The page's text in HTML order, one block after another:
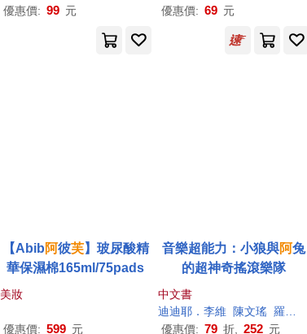
優惠價: 99 元 優惠價: 69 元
【Abib阿彼芙】玻尿酸精
華保濕棉165ml/75pads
美妝
優惠價: 599 元
音樂超能力：小狼與阿兔
的超神奇搖滾樂隊
中文書
迪迪耶．李維
陳文瑤 羅倫佐．聖吉歐（Lorenzo Sangiò）
優惠價: 79 折, 252 元